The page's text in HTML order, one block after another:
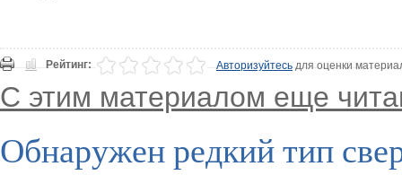
Рейтинг: Авторизуйтесьдля оценки
С этим материалом еще
Обнаружен редкий тип